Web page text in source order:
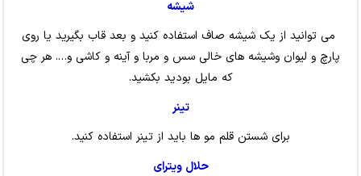
شیشه
می توانید از یک شیشه صاف استفاده کنید و بعد قاب بگیرید یا روی
پارچ و لیوان وشیشه های خالی سس و مربا و آینه و کاشی و…. هر چی
که مایل بودید بکشید.
تینر
برای شستن قلم مو ها باید از تینر استفاده کنید.
حلال ویترای